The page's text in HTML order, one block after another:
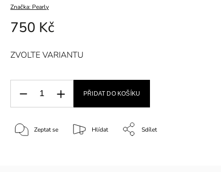
Značka: Pearly
750 Kč
ZVOLTE VARIANTU
PŘIDAT DO KOŠÍKU
Zeptat se Hlídat Sdílet